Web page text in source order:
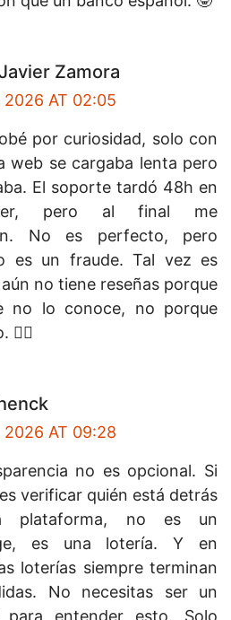
Zamora
2026 AT 02:05
por curiosidad, solo con
web se cargaba lenta pero
El soporte tardó 48h en
pero al final me
No es perfecto, pero
es un fraude. Tal vez es
no tiene reseñas porque
no lo conoce, no porque
🤷‍♂️
2026 AT 09:28
no es opcional. Si
verificar quién está detrás
plataforma, no es un
es una lotería. Y en
loterías siempre terminan
No necesitas ser un